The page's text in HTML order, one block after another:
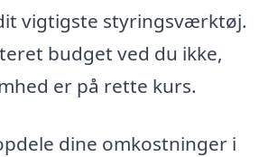
vigtigste styringsværktøj.
budget ved du ikke,
er på rette kurs.
dine omkostninger i